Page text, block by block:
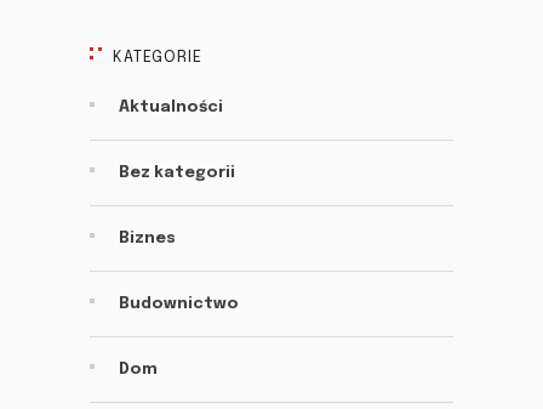
KATEGORIE
Aktualności
Bez kategorii
Biznes
Budownictwo
Dom